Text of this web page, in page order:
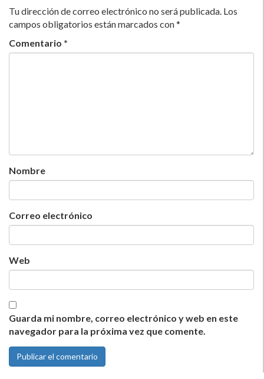
Tu dirección de correo electrónico no será publicada. Los
campos obligatorios están marcados con*
Comentario *
Nombre
Correo electrónico
Web
Guarda mi nombre, correo electrónico y web en este
navegador para la próxima vez que comente.